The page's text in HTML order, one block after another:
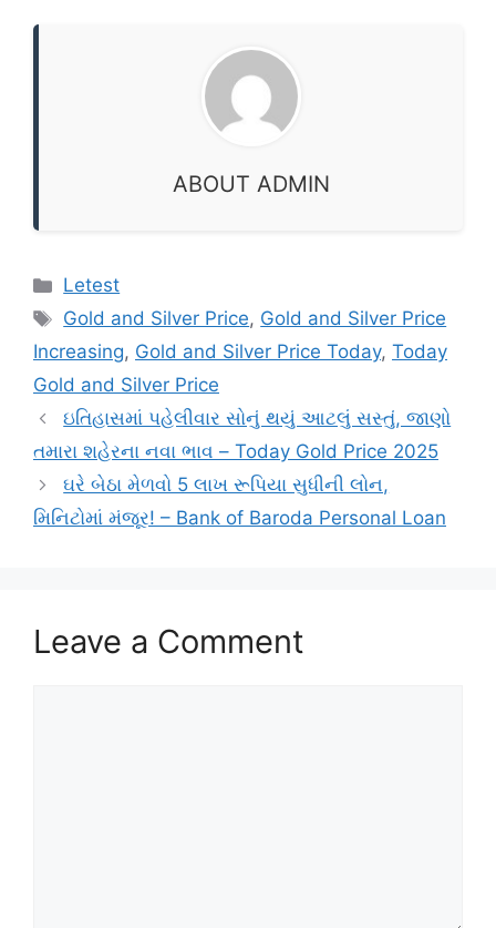
ABOUT ADMIN
Categories
Letest
Tags
Gold and Silver Price, Gold and Silver Price
Increasing, Gold and Silver Price Today, Today
Gold and Silver Price
ઇતિહાસમાં પહેલીવાર સોનું થયું આટલું સસ્તું, જાણો
તમારા શહેરના નવા ભાવ – Today Gold Price 2025
ઘરે બેઠા મેળવો 5 લાખ રૂપિયા સુધીની લોન,
મિનિટોમાં મંજૂર! – Bank of Baroda Personal Loan
Leave a Comment